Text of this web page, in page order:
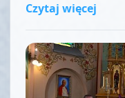
Czytaj więcej